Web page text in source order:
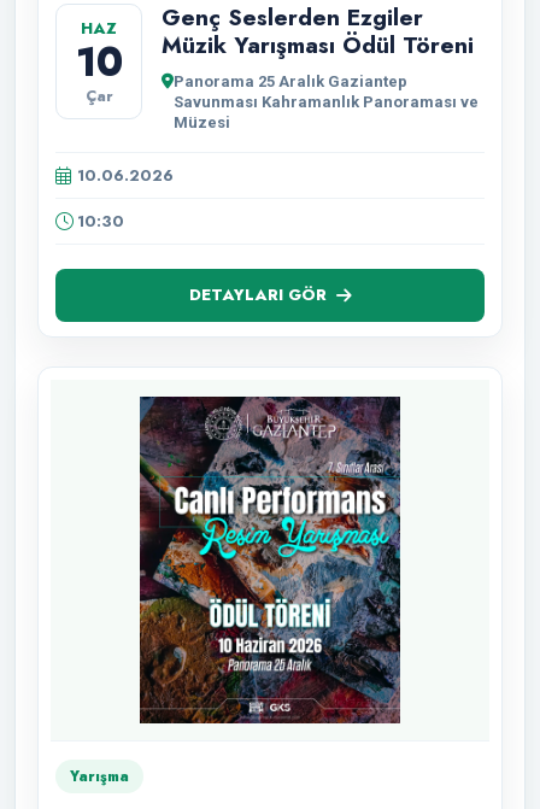
HAZ
10
Çar
Genç Seslerden Ezgiler
Müzik Yarışması Ödül Töreni
Panorama 25 Aralık Gaziantep
Savunması Kahramanlık Panoraması ve
Müzesi
10.06.2026
10:30
DETAYLARI GÖR
Yarışma